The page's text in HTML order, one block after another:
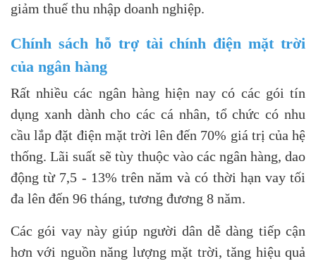
giảm thuế thu nhập doanh nghiệp.
Chính sách hỗ trợ tài chính điện mặt trời
của ngân hàng
Rất nhiều các ngân hàng hiện nay có các gói tín
dụng xanh dành cho các cá nhân, tổ chức có nhu
cầu lắp đặt điện mặt trời lên đến 70% giá trị của hệ
thống. Lãi suất sẽ tùy thuộc vào các ngân hàng, dao
động từ 7,5 - 13% trên năm và có thời hạn vay tối
đa lên đến 96 tháng, tương đương 8 năm.
Các gói vay này giúp người dân dễ dàng tiếp cận
hơn với nguồn năng lượng mặt trời, tăng hiệu quả